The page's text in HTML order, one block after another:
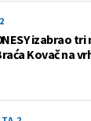
izabrao
Kovač na